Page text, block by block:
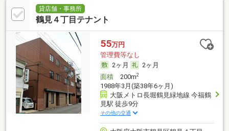
貸店舗・事務所
鶴見４丁目テナント
55万円
管理費等なし
2ヶ月
2ヶ月
面積200m2
1988年3月(築38年6ヶ月)
大阪メトロ長堀鶴見緑地線 今福鶴
見駅 徒歩9分
その他の交通